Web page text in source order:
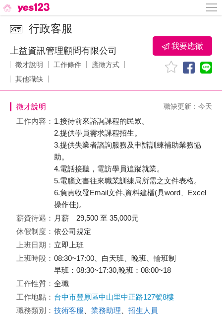
行政客服
上益資訊管理顧問有限公司
徵才說明 工作條件
應徵方式
其他職缺
我要應徵
徵才說明 職缺更新：今天
工作內容： 1.接待前來諮詢課程的民眾。
2.提供學員需求課程招生。
3.提供失業者諮詢服務及申辦訓練補助業務協
助。
4.電話接聽，電訪學員追蹤就業。
5.電腦文書往來職業訓練局所需之文件表格。
6.負責收發Email文件,資料建檔(具word、Excel
操作佳)。
薪資待遇： 月薪 29,500 至 35,000元
休假制度： 依公司規定
上班日期： 立即上班
上班時段： 08:30~17:00、白天班、晚班、輪班制
早班：08:30~17:30,晚班：08:00~18
工作性質： 全職
工作地點： 台中市豐原區中山里中正路127號8樓
職務類別： 技術客服 業務助理
招生人員